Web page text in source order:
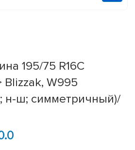
195/75 R16C
W995
н-ш; симметричный)/